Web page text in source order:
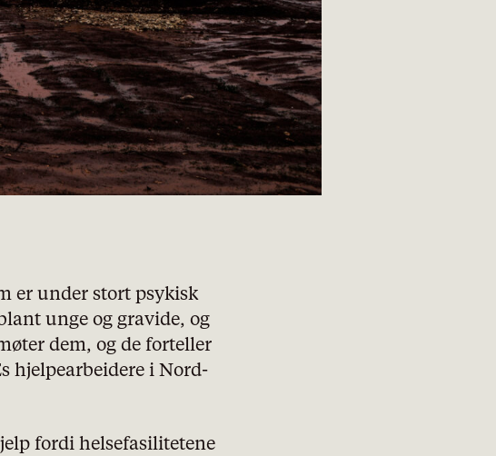
cookie
er under stort psykisk
unge og gravide, og
dem, og de forteller
hjelpearbeidere i Nord-
fordi helsefasilitetene